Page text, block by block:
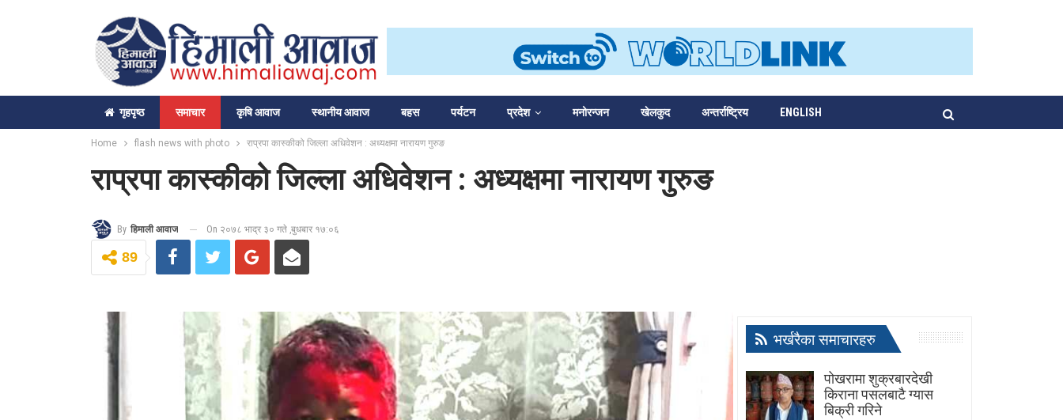
गृहपृष्‍ठ समाचार कृषि आवाज स्थानीय आवाज बहस पर्यटन प्रदेश मनोरन्जन खेलकुद अन्तर्राष्ट्रिय ENGLISH
Home flash news with photo राप्रपा कास्कीको जिल्ला अधिवेशन : अध्यक्षमा नारायण गुरुङ
राप्रपा कास्कीको जिल्ला अधिवेशन : अध्यक्षमा नारायण गुरुङ
By हिमाली आवाज On २०७८ भाद्र ३० गते ,बुधबार १७:०६
89
भर्खरैका समाचारहरु
पोखरामा शुक्रबारदेखी
किराना पसलबाटै ग्यास
बिक्री गरिने